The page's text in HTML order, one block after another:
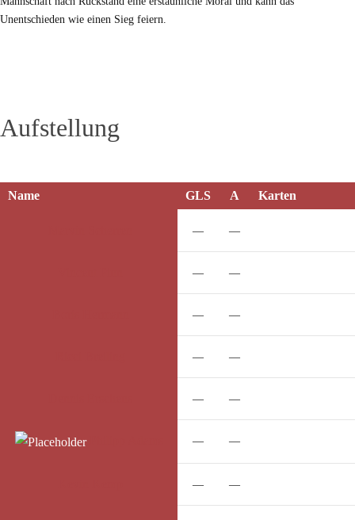
Unentschieden wie einen Sieg feiern.
Aufstellung
Name GLS A Karten
— —
— —
— —
— —
— —
— —
— —